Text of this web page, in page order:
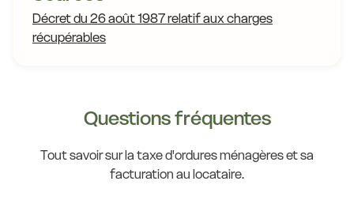
Décret du 26 août 1987 relatif aux charges
récupérables
Questions fréquentes
Tout savoir sur la taxe d'ordures ménagères et sa
facturation au locataire.